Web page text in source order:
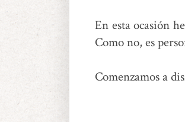
En esta ocasión
Como no, es
Comenzamos a